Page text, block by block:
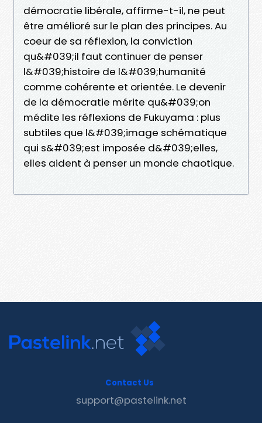
démocratie libérale, affirme-t-il, ne peut
être amélioré sur le plan des principes. Au
coeur de sa réflexion, la conviction
qu&#039;il faut continuer de penser
l&#039;histoire de l&#039;humanité
comme cohérente et orientée. Le devenir
de la démocratie mérite qu&#039;on
médite les réflexions de Fukuyama : plus
subtiles que l&#039;image schématique
qui s&#039;est imposée d&#039;elles,
elles aident à penser un monde chaotique.
Contact Us
support@pastelink.net